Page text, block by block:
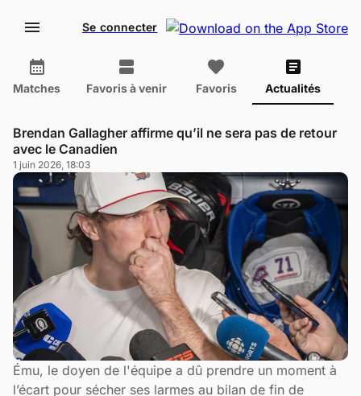
Se connecter
Matches Favoris à venir Favoris Actualités
Brendan Gallagher affirme qu’il ne sera pas de retour
avec le Canadien
1 juin 2026, 18:03
Ému, le doyen de l'équipe a dû prendre un moment à
l’écart pour sécher ses larmes au bilan de fin de